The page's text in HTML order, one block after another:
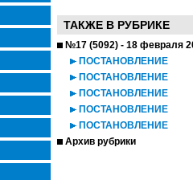
ТАКЖЕ В РУБРИКЕ
№17 (5092) - 18 февраля
ПОСТАНОВЛЕНИЕ
ПОСТАНОВЛЕНИЕ
ПОСТАНОВЛЕНИЕ
ПОСТАНОВЛЕНИЕ
ПОСТАНОВЛЕНИЕ
Архив рубрики